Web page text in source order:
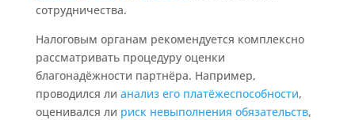
сотрудничества.
Налоговым органам рекомендуется комплексно
рассматривать процедуру оценки
благонадёжности партнёра. Например,
проводился ли анализ его платёжеспособности,
оценивался ли риск невыполнения обязательств,